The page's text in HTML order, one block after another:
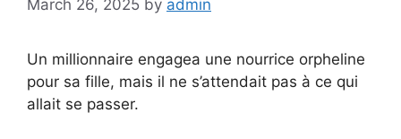
March 26, 2025 by admin
Un millionnaire engagea une nourrice orpheline
pour sa fille, mais il ne s’attendait pas à ce qui
allait se passer.